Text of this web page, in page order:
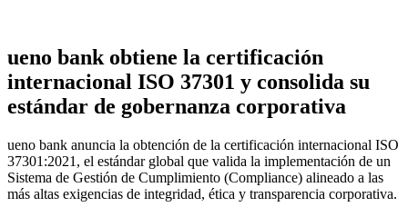
ueno bank obtiene la certificación
internacional ISO 37301 y consolida su
estándar de gobernanza corporativa
ueno bank anuncia la obtención de la certificación internacional ISO
37301:2021, el estándar global que valida la implementación de un
Sistema de Gestión de Cumplimiento (Compliance) alineado a las
más altas exigencias de integridad, ética y transparencia corporativa.